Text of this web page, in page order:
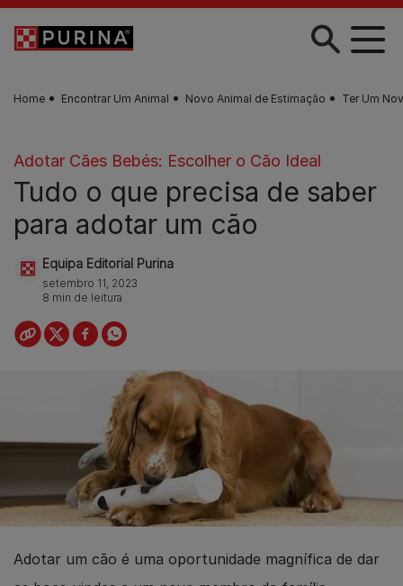
Skip to main content
Home Encontrar Um Animal Novo Animal de Estimação Ter Um
Adotar Cães Bebés: Escolher o Cão Ideal
Tudo o que precisa de saber
para adotar um cão
Equipa Editorial Purina
setembro 11, 2023
8 min de leitura
Adotar um cão é uma oportunidade magnífica de dar